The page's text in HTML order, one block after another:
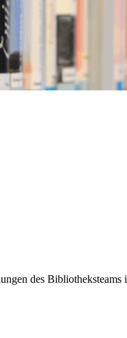
des